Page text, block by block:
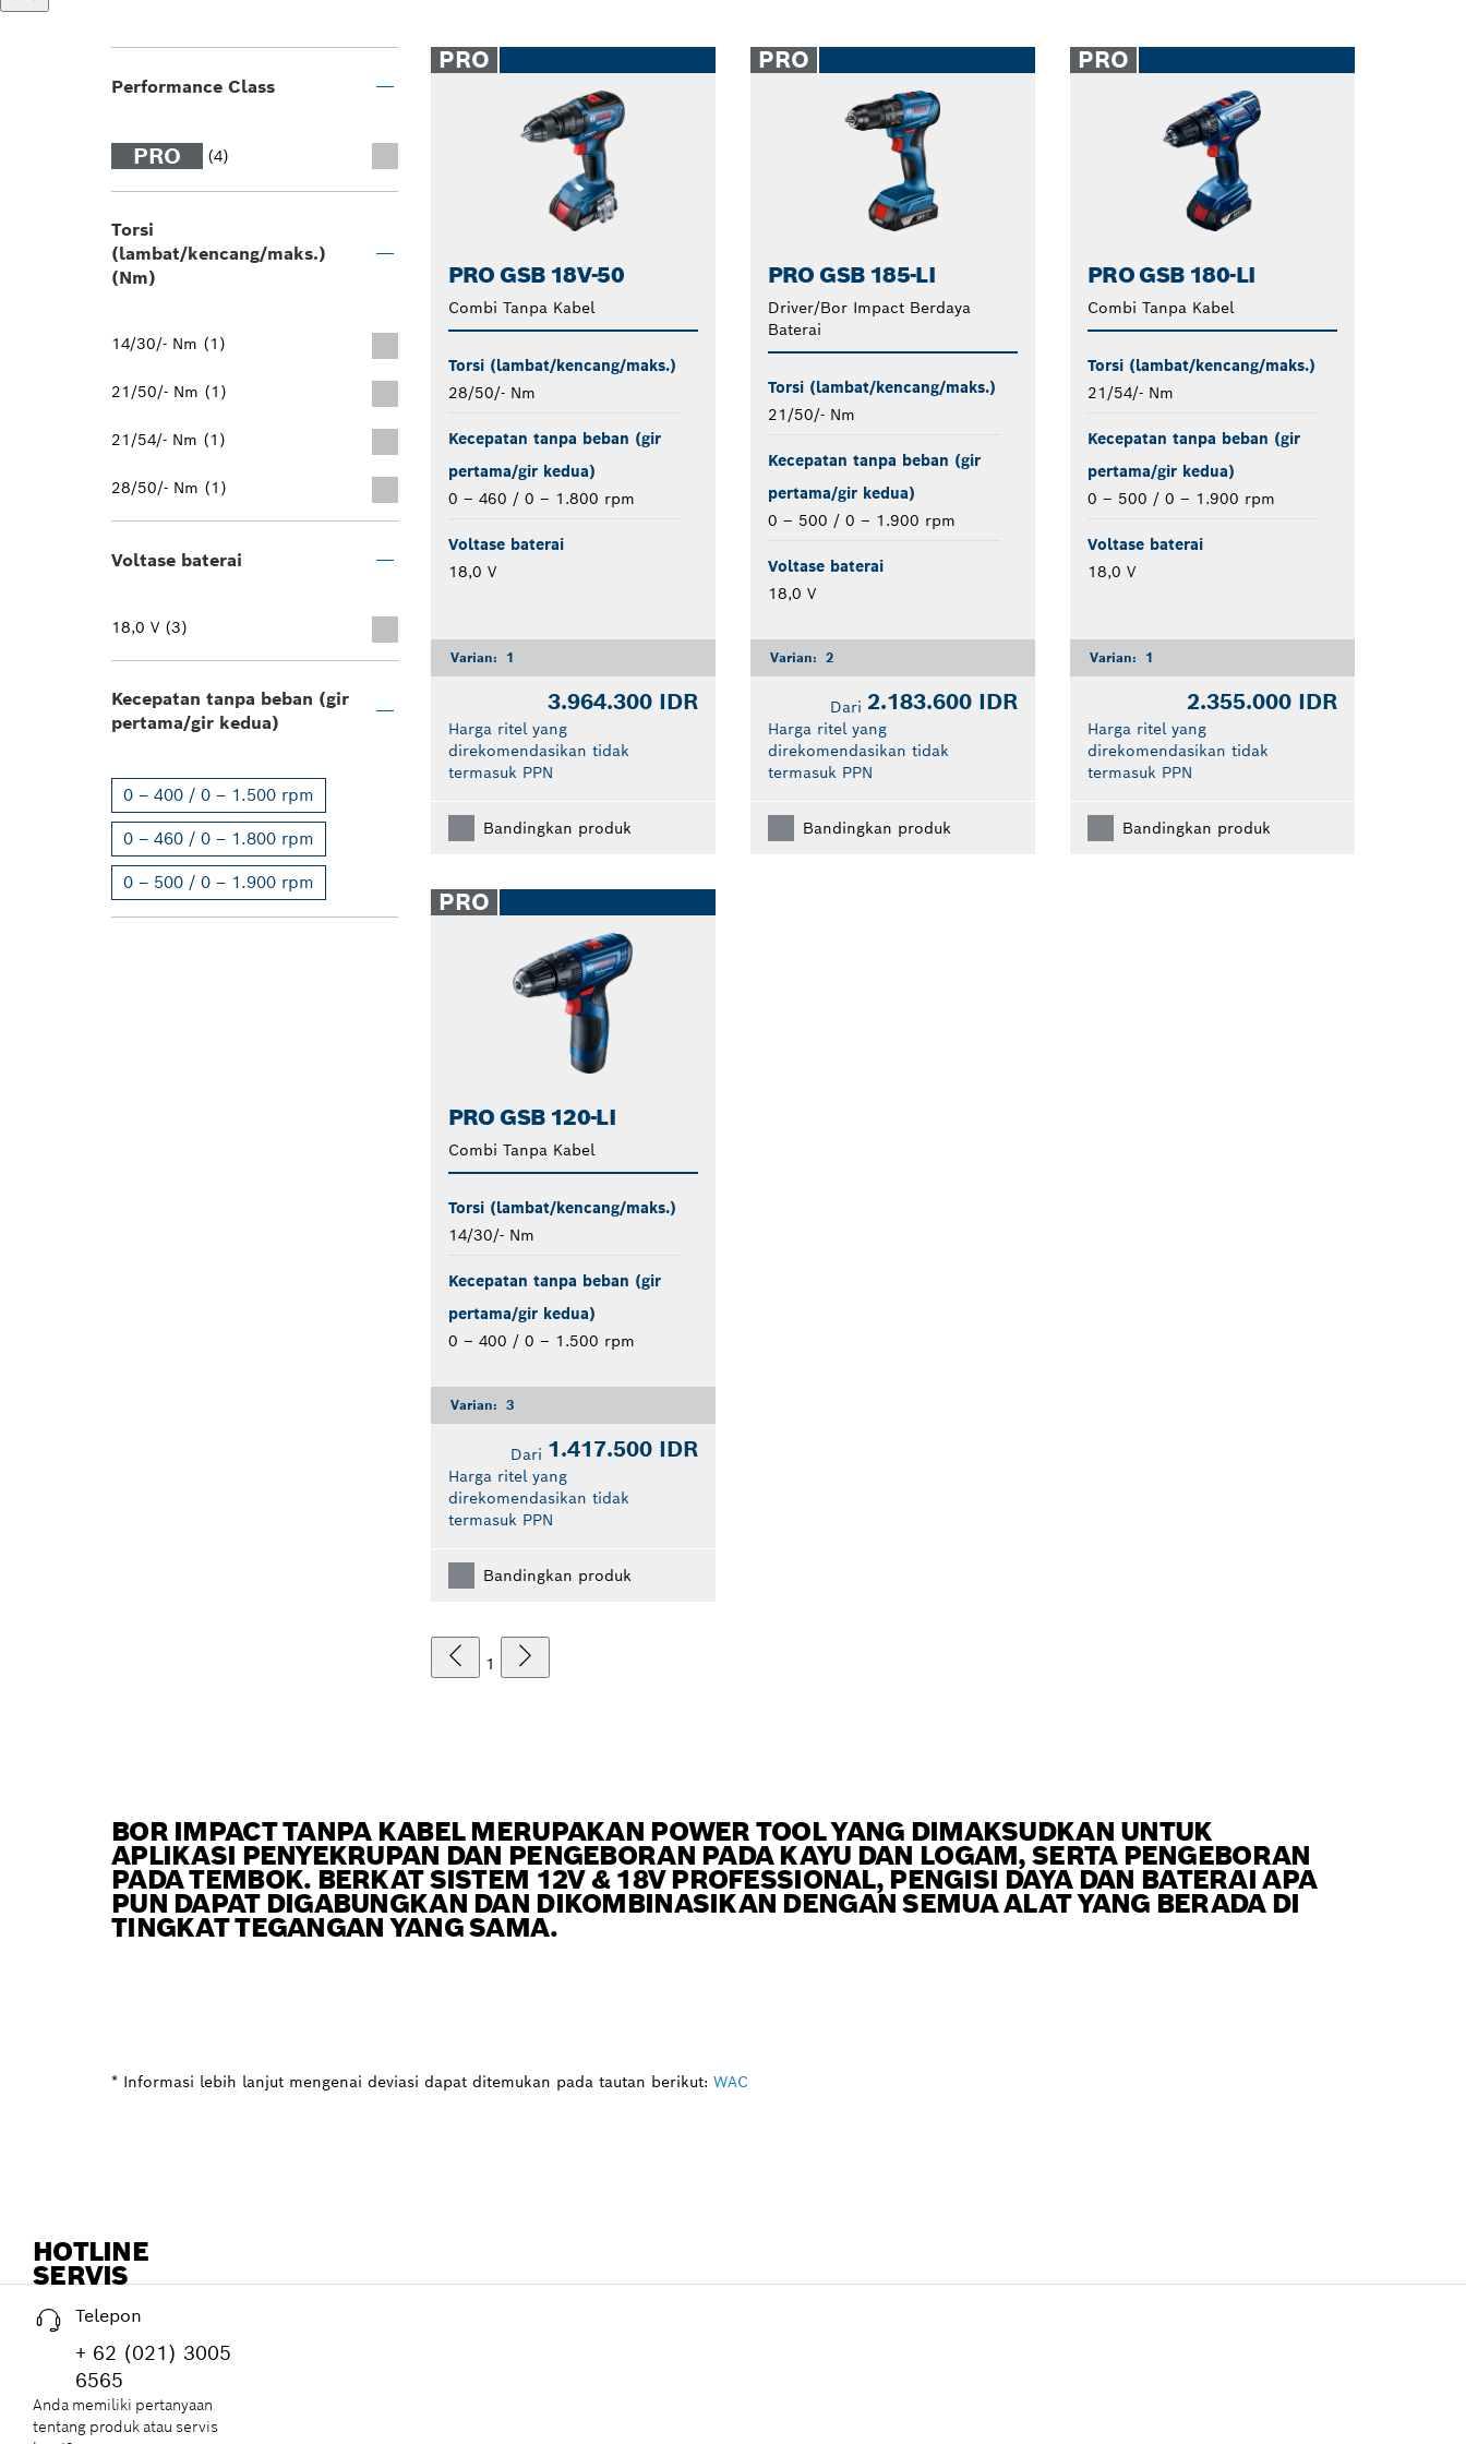
Performance Class
PRO (4)
Torsi
(lambat/kencang/maks.)
(Nm)
14/30/- Nm (1)
21/50/- Nm (1)
21/54/- Nm (1)
28/50/- Nm (1)
Voltase baterai
18,0 V (3)
Kecepatan tanpa beban (gir
pertama/gir kedua)
0 – 400 / 0 – 1.500 rpm
0 – 460 / 0 – 1.800 rpm
0 – 500 / 0 – 1.900 rpm
PRO
PRO GSB 18V-50
Combi Tanpa Kabel
Torsi (lambat/kencang/maks.)
28/50/- Nm
Kecepatan tanpa beban (gir
pertama/gir kedua)
0 – 460 / 0 – 1.800 rpm
Voltase baterai
18,0 V
Varian: 1
3.964.300 IDR
Harga ritel yang
direkomendasikan tidak
termasuk PPN
Bandingkan produk
PRO
PRO GSB 185-LI
Driver/Bor Impact Berdaya
Baterai
Torsi (lambat/kencang/maks.)
21/50/- Nm
Kecepatan tanpa beban (gir
pertama/gir kedua)
0 – 500 / 0 – 1.900 rpm
Voltase baterai
18,0 V
Varian: 2
Dari 2.183.600 IDR
Harga ritel yang
direkomendasikan tidak
termasuk PPN
Bandingkan produk
PRO
PRO GSB 180-LI
Combi Tanpa Kabel
Torsi (lambat/kencang/maks.)
21/54/- Nm
Kecepatan tanpa beban (gir
pertama/gir kedua)
0 – 500 / 0 – 1.900 rpm
Voltase baterai
18,0 V
Varian: 1
2.355.000 IDR
Harga ritel yang
direkomendasikan tidak
termasuk PPN
Bandingkan produk
PRO
PRO GSB 120-LI
Combi Tanpa Kabel
Torsi (lambat/kencang/maks.)
14/30/- Nm
Kecepatan tanpa beban (gir
pertama/gir kedua)
0 – 400 / 0 – 1.500 rpm
Varian: 3
Dari 1.417.500 IDR
Harga ritel yang
direkomendasikan tidak
termasuk PPN
Bandingkan produk
1
BOR IMPACT TANPA KABEL MERUPAKAN POWER TOOL YANG DIMAKSUDKAN UNTUK
APLIKASI PENYEKRUPAN DAN PENGEBORAN PADA KAYU DAN LOGAM, SERTA PENGEBORAN
PADA TEMBOK. BERKAT SISTEM 12V & 18V PROFESSIONAL, PENGISI DAYA DAN BATERAI APA
PUN DAPAT DIGABUNGKAN DAN DIKOMBINASIKAN DENGAN SEMUA ALAT YANG BERADA DI
TINGKAT TEGANGAN YANG SAMA.
* Informasi lebih lanjut mengenai deviasi dapat ditemukan pada tautan berikut: WAC
HOTLINE
SERVIS
Telepon
+ 62 (021) 3005
6565
Anda memiliki pertanyaan
tentang produk atau servis